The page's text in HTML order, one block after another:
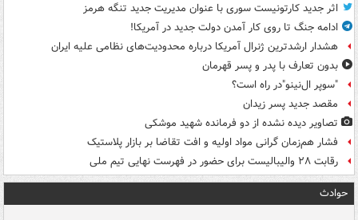
اثر جدید کارتونیست سوری با عنوان مدیریت جدید تنگه هرمز
ادامه جنگ تا روی کار آمدن دولت جدید در آمریکا!
هشدار ارشدترین ژنرال آمریکا درباره محدودیت‌های نظامی علیه ایران
بدون تعارف با پدر و پسر قهرمان
"سوپر ال‌نینو"در راه است؟
مقصد جدید پسر زیدان
تصاویر دیده‌ نشده از دو فرمانده شهید موشکی
فشار هم‌زمان گرانی مواد اولیه و افت تقاضا بر بازار پلاستیک
رقابت ۲۸ والیبالیست برای حضور در فهرست نهایی تیم ملی
حوادث